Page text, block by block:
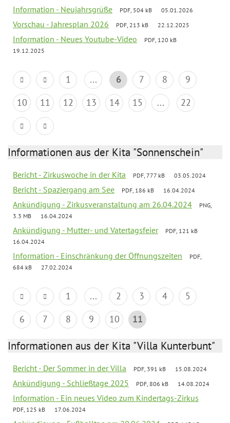
Information - Neujahrsgrüße PDF, 504 kB 05.01.2026
Vorschau - Jahresplan 2026 PDF, 213 kB 22.12.2025
Information - Neues Youtube-Video
PDF, 120 kB
19.12.2025
1 ... 6 7 8
9
10
11 12 13 14 15 ... 22
Informationen aus der Kita "Sonnenschein"
Bericht - Zirkuswoche in der Kita PDF, 777 kB 03.05.2024
Bericht - Spaziergang am See PDF, 186 kB 16.04.2024
Ankündigung - Zirkusveranstaltung am 26.04.2024
PNG,
3.3 MB
16.04.2024
Ankündigung - Mutter- und Vatertagsfeier
PDF, 121 kB
16.04.2024
Information - Einschränkung der Öffnungszeiten
PDF,
684 kB
27.02.2024
1 ... 2 3 4
5
6
7 8 9 10 11
Informationen aus der Kita "Villa Kunterbunt"
Bericht - Der Sommer in der Villa PDF, 391 kB 15.08.2024
Ankündigung - Schließtage 2025 PDF, 806 kB 14.08.2024
Information - Ein neues Video zum Kindertags-Zirkus
PDF, 125 kB 17.06.2024